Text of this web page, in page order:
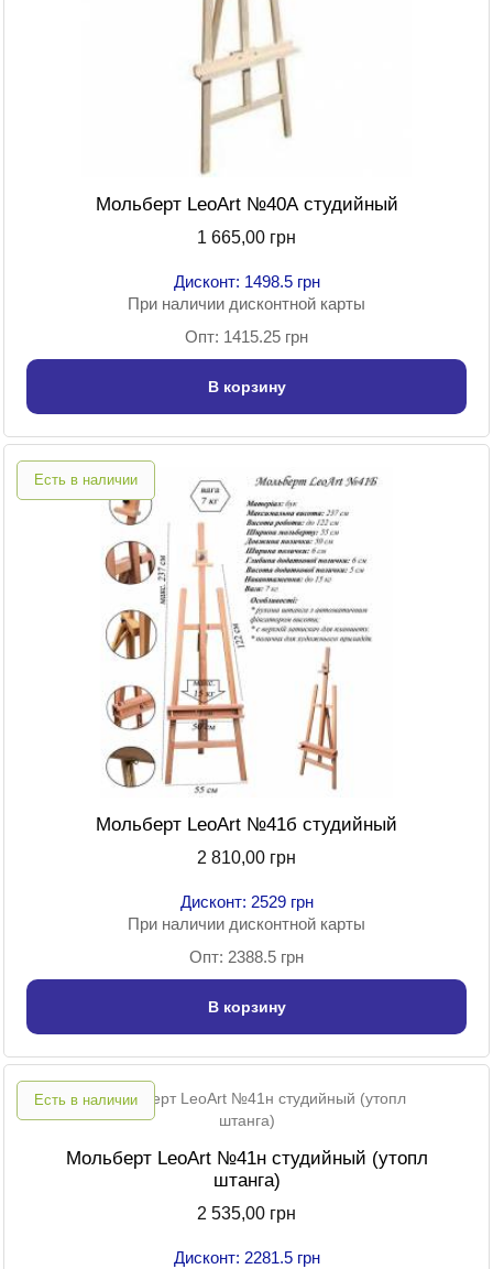
Мольберт LeoArt №40А студийный
1 665,00 грн
Дисконт: 1498.5 грн
При наличии дисконтной карты
Опт: 1415.25 грн
В корзину
Есть в наличии
Мольберт LeoArt №41б студийный
2 810,00 грн
Дисконт: 2529 грн
При наличии дисконтной карты
Опт: 2388.5 грн
В корзину
Есть в наличии
Мольберт LeoArt №41н студийный (утопл
штанга)
2 535,00 грн
Дисконт: 2281.5 грн